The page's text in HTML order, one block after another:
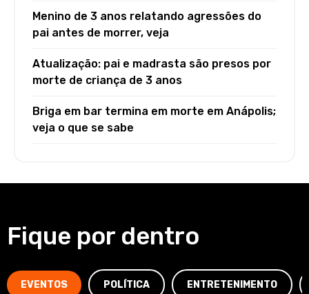
Menino de 3 anos relatando agressões do
pai antes de morrer, veja
Atualização: pai e madrasta são presos por
morte de criança de 3 anos
Briga em bar termina em morte em Anápolis;
veja o que se sabe
Fique por dentro
EVENTOS POLÍTICA ENTRETENIMENTO